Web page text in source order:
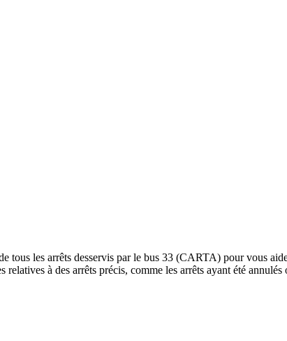
tous les arrêts desservis par le bus 33 (CARTA) pour vous
à des arrêts précis, comme les arrêts ayant été